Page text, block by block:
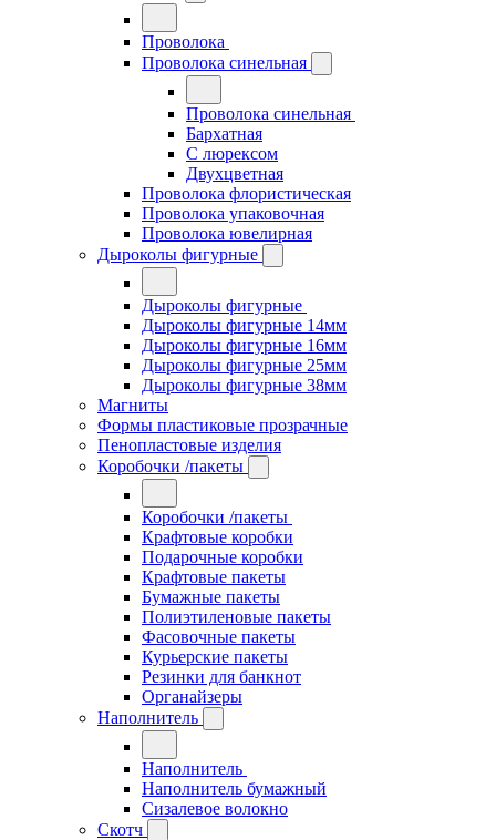
Проволока
Проволока синельная
Проволока синельная
Бархатная
С люрексом
Двухцветная
Проволока флористическая
Проволока упаковочная
Проволока ювелирная
Дыроколы фигурные
Дыроколы фигурные
Дыроколы фигурные 14мм
Дыроколы фигурные 16мм
Дыроколы фигурные 25мм
Дыроколы фигурные 38мм
Магниты
Формы пластиковые прозрачные
Пенопластовые изделия
Коробочки /пакеты
Коробочки /пакеты
Крафтовые коробки
Подарочные коробки
Крафтовые пакеты
Бумажные пакеты
Полиэтиленовые пакеты
Фасовочные пакеты
Курьерские пакеты
Резинки для банкнот
Органайзеры
Наполнитель
Наполнитель
Наполнитель бумажный
Сизалевое волокно
Скотч